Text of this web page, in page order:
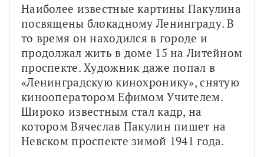
Наиболее известные картины Пакулина
посвящены блокадному Ленинграду. В
то время он находился в городе и
продолжал жить в доме 15 на Литейном
проспекте. Художник даже попал в
«Ленинградскую кинохронику», снятую
кинооператором Ефимом Учителем.
Широко известным стал кадр, на
котором Вячеслав Пакулин пишет на
Невском проспекте зимой 1941 года.